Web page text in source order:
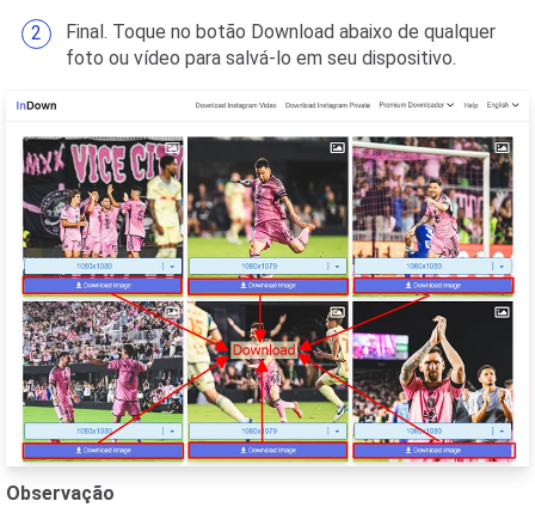
Final. Toque no botão Download abaixo de qualquer
foto ou vídeo para salvá-lo em seu dispositivo.
Observação